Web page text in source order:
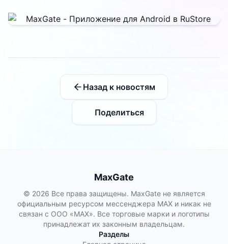
Назад к новостям
Поделиться
MaxGate
© 2026 Все права защищены. MaxGate не является
официальным ресурсом мессенджера MAX и никак не
связан с ООО «МАХ». Все торговые марки и логотипы
принадлежат их законным владельцам.
Разделы